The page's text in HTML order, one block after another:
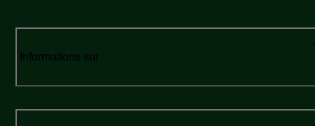
Informations sur